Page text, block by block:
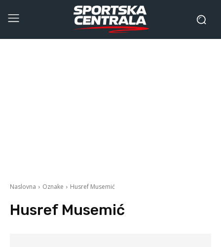
Naslovna Oznake Husref Musemić
Husref Musemić